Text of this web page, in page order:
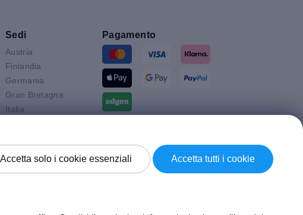
Sedi
Austria
Finlandia
Germania
Gran Bretagna
Italia
Pagamento
Accetta solo i cookie essenziali Accetta tutti i cookie